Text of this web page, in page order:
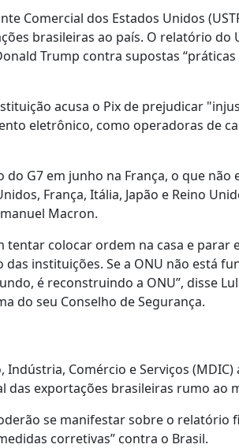
Comercial dos Estados Unidos
brasileiras ao país. O relatório do
Trump contra supostas “práticas
acusa o Pix de prejudicar
eletrônico, como operadoras de
G7 em junho na França, o que não
França, Itália, Japão e Reino
Macron.
tentar colocar ordem na casa e parar
instituições. Se a ONU não está
é reconstruindo a ONU”, disse
do seu Conselho de Segurança.
Comércio e Serviços
das exportações brasileiras rumo ao
se manifestar sobre o relatório
corretivas” contra o Brasil.